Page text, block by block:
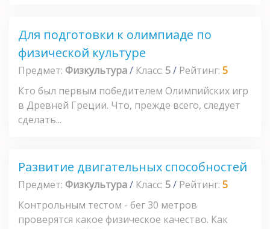
Для подготовки к олимпиаде по
физической культуре
Предмет: Физкультура/ Класс: 5/ Рейтинг: 5
Кто был первым победителем Олимпийских игр
в Древней Греции. Что, прежде всего, следует
сделать...
Развитие двигательных способностей
Предмет: Физкультура/ Класс: 5/ Рейтинг: 5
Контрольным тестом - бег 30 метров
проверятся какое физическое качество. Как